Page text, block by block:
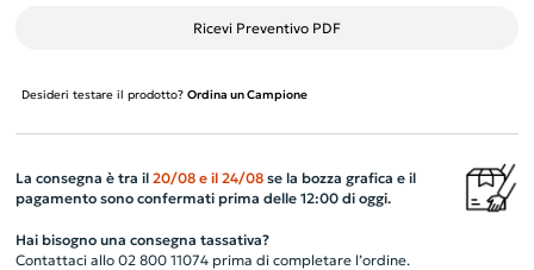
Ricevi Preventivo PDF
Desideri testare il prodotto? Ordina un Campione
La consegna è tra il 20/08 e il 24/08se la bozza grafica e il
pagamento sono confermati prima delle 12:00 di oggi.
Hai bisogno una consegna tassativa?
Contattaci allo 02 800 11074 prima di completare l’ordine.